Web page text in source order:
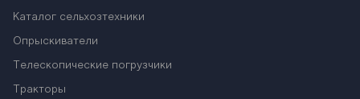
Каталог сельхозтехники
Опрыскиватели
Телескопические погрузчики
Тракторы